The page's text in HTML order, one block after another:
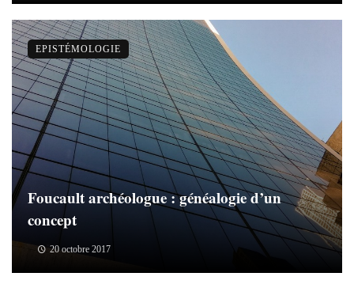
Foucault archéologue : généalogie d’un
concept
20 octobre 2017
EPISTÉMOLOGIE